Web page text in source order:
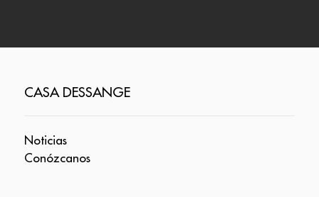
CASA DESSANGE
Noticias
Conózcanos